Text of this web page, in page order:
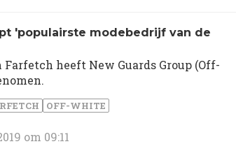
'populairste modebedrijf van de
heeft New Guards Group (Off-
OFF-WHITE
om 09:11